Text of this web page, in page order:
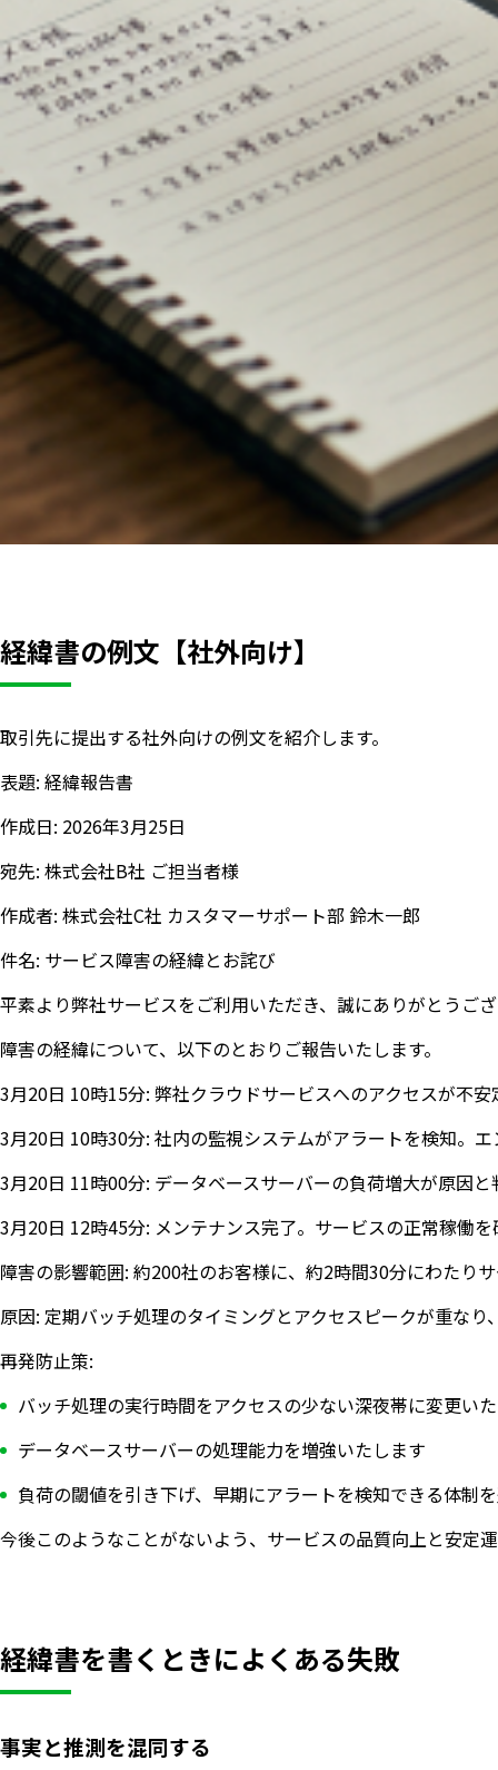
経緯書の例文【社外向け】
取引先に提出する社外向けの例文を紹介します。
表題: 経緯報告書
作成日: 2026年3月25日
宛先: 株式会社B社 ご担当者様
作成者: 株式会社C社 カスタマーサポート部 鈴木一郎
件名: サービス障害の経緯とお詫び
平素より弊社サービスをご利用いただき、誠にありがとうご
障害の経緯について、以下のとおりご報告いたします。
3月20日 10時15分: 弊社クラウドサービスへのアクセスが不
3月20日 10時30分: 社内の監視システムがアラートを検知。
3月20日 11時00分: データベースサーバーの負荷増大が原因
3月20日 12時45分: メンテナンス完了。サービスの正常稼働
障害の影響範囲: 約200社のお客様に、約2時間30分にわたり
原因: 定期バッチ処理のタイミングとアクセスピークが重な
再発防止策:
バッチ処理の実行時間をアクセスの少ない深夜帯に変更い
データベースサーバーの処理能力を増強いたします
負荷の閾値を引き下げ、早期にアラートを検知できる体制
今後このようなことがないよう、サービスの品質向上と安定
経緯書を書くときによくある失敗
事実と推測を混同する